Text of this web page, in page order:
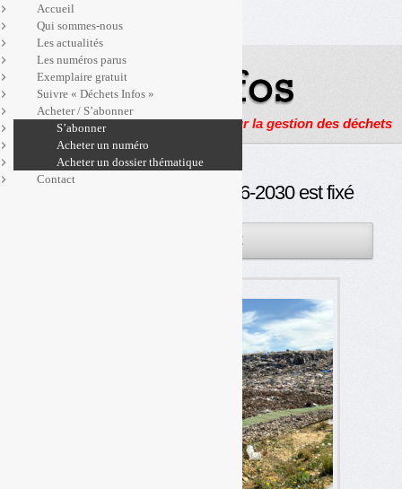
Actualités, enquêtes et reportages sur la gestion des déchets
TGAP : le calendrier 2026-2030 est fixé
OLIVIER GUICHARDAZ
Accueil
Qui sommes-nous
Les actualités
Les numéros parus
Exemplaire gratuit
Suivre « Déchets Infos »
Acheter / S’abonner
S’abonner
Acheter un numéro
Acheter un dossier thématique
Contact